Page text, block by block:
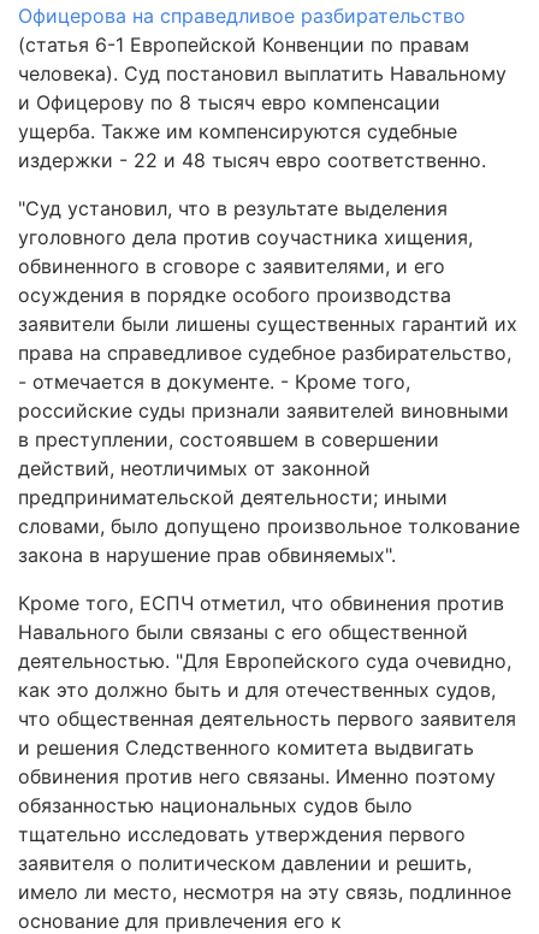
Офицерова на справедливое разбирательство
(статья 6-1 Европейской Конвенции по правам
человека). Суд постановил выплатить Навальному
и Офицерову по 8 тысяч евро компенсации
ущерба. Также им компенсируются судебные
издержки - 22 и 48 тысяч евро соответственно.
"Суд установил, что в результате выделения
уголовного дела против соучастника хищения,
обвиненного в сговоре с заявителями, и его
осуждения в порядке особого производства
заявители были лишены существенных гарантий их
права на справедливое судебное разбирательство,
- отмечается в документе. - Кроме того,
российские суды признали заявителей виновными
в преступлении, состоявшем в совершении
действий, неотличимых от законной
предпринимательской деятельности; иными
словами, было допущено произвольное толкование
закона в нарушение прав обвиняемых".
Кроме того, ЕСПЧ отметил, что обвинения против
Навального были связаны с его общественной
деятельностью. "Для Европейского суда очевидно,
как это должно быть и для отечественных судов,
что общественная деятельность первого заявителя
и решения Следственного комитета выдвигать
обвинения против него связаны. Именно поэтому
обязанностью национальных судов было
тщательно исследовать утверждения первого
заявителя о политическом давлении и решить,
имело ли место, несмотря на эту связь, подлинное
основание для привлечения его к